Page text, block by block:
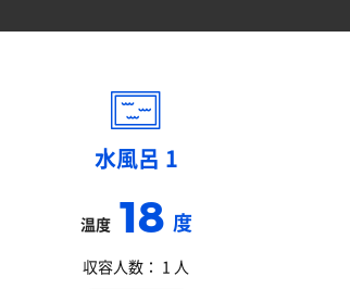
水風呂 1
温度18度
収容人数： 1 人